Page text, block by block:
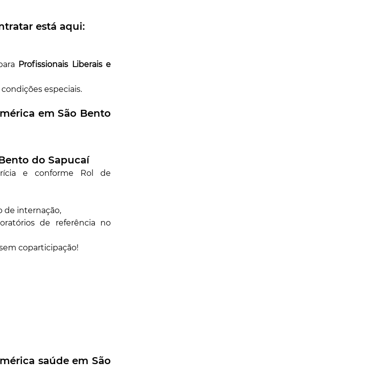
está aqui:
Profissionais Liberais e
condições especiais.
emSão Bento
do Sapucaí
e conforme Rol de
de internação,
de referência no
coparticipação!
saúde emSão